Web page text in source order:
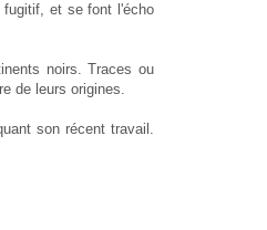
et se font l'écho
noirs. Traces ou
de leurs origines.
son récent travail.